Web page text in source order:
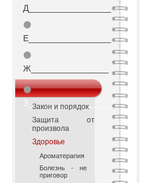
Д_________________
⚫
Е_________________
⚫
Ж________________
⚫
З_________________
Закон и порядок
Защита от
произвола
Здоровье
Ароматерапия
Болезнь - не
приговор